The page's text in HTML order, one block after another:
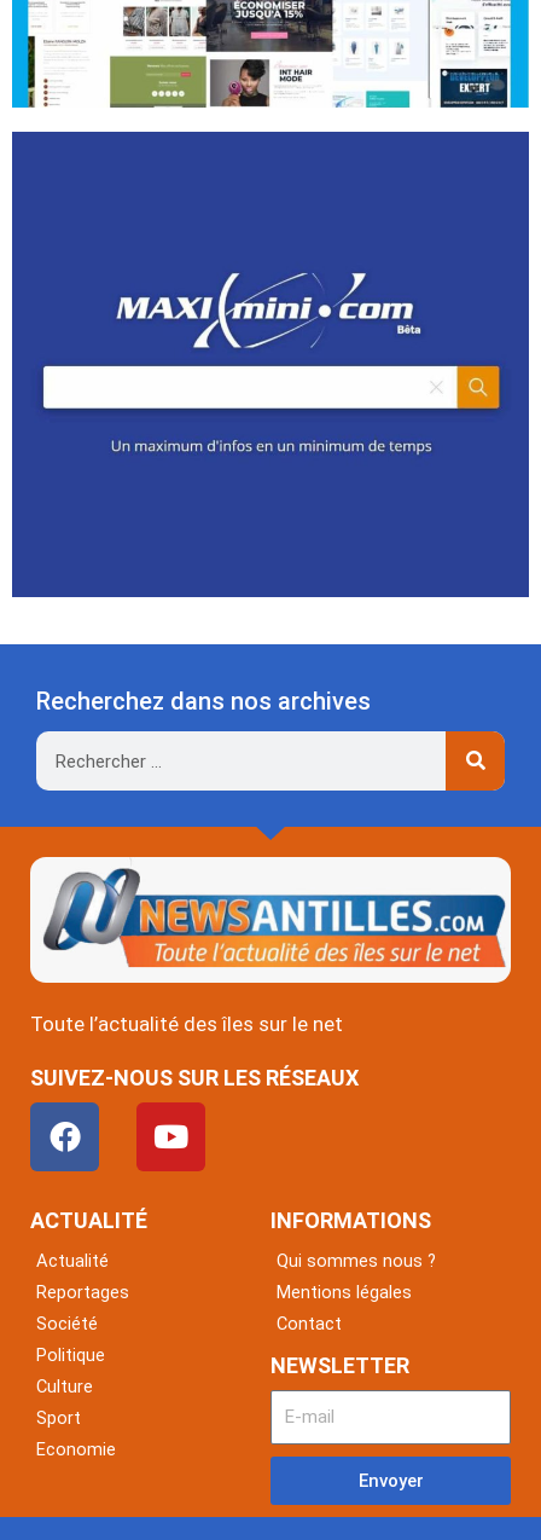
Recherchez dans nos archives
Rechercher
Toute l’actualité des îles sur le net
SUIVEZ-NOUS SUR LES RÉSEAUX
F
a
c
e
o
o
k
Y
o
u
ACTUALITÉ
Actualité
Reportages
Société
Politique
Culture
Sport
Economie
INFORMATIONS
Qui sommes nous ?
Mentions légales
Contact
NEWSLETTER
Envoyer